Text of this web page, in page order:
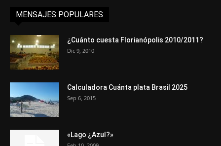
MENSAJES POPULARES
¿Cuánto cuesta Florianópolis 2010/2011?
Dic 9, 2010
Calculadora Cuánta plata Brasil 2025
Sep 6, 2015
«Lago ¿Azul?»